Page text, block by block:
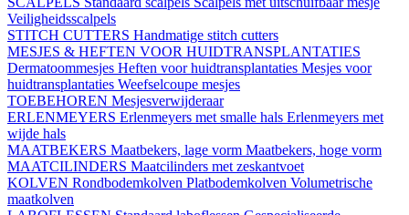
Veiligheidsscalpels
STITCH CUTTERS Handmatige stitch cutters
MESJES & HEFTEN VOOR HUIDTRANSPLANTATIES
Dermatoommesjes Heften voor huidtransplantaties Mesjes voor
huidtransplantaties Weefselcoupe mesjes
TOEBEHOREN Mesjesverwijderaar
ERLENMEYERS Erlenmeyers met smalle hals Erlenmeyers met
wijde hals
MAATBEKERS Maatbekers, lage vorm Maatbekers, hoge vorm
MAATCILINDERS Maatcilinders met zeskantvoet
KOLVEN Rondbodemkolven Platbodemkolven Volumetrische
maatkolven